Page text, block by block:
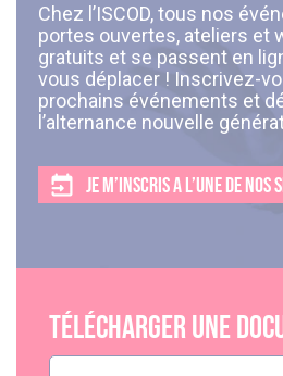
Chez l’ISCOD, tous nos
portes ouvertes, ateliers et
gratuits et se passent en
vous déplacer ! Inscrivez-
prochains événements et
l’alternance nouvelle
JE M’INSCRIS A L’UNE DE NOS
Télécharger une